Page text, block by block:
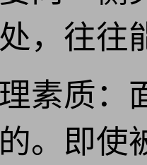
，往往
素质：
。即使